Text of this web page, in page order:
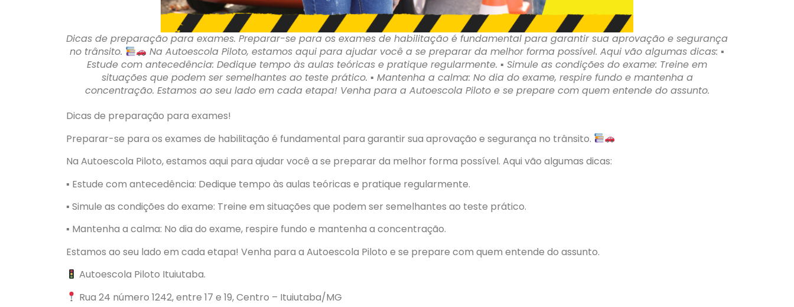
Dicas de preparação para exames. Preparar-se para os exames de habilitação é fundamental para garantir sua aprovação e segurança
no trânsito.
Na Autoescola Piloto, estamos aqui para ajudar você a se preparar da melhor forma possível. Aqui vão algumas dicas: ▪︎
Estude com antecedência: Dedique tempo às aulas teóricas e pratique regularmente. ▪︎ Simule as condições do exame: Treine em
situações que podem ser semelhantes ao teste prático. ▪︎ Mantenha a calma: No dia do exame, respire fundo e mantenha a
concentração. Estamos ao seu lado em cada etapa! Venha para a Autoescola Piloto e se prepare com quem entende do assunto.
Dicas de preparação para exames!
Preparar-se para os exames de habilitação é fundamental para garantir sua aprovação e segurança no trânsito.
Na Autoescola Piloto, estamos aqui para ajudar você a se preparar da melhor forma possível. Aqui vão algumas dicas:
▪︎ Estude com antecedência: Dedique tempo às aulas teóricas e pratique regularmente.
▪︎ Simule as condições do exame: Treine em situações que podem ser semelhantes ao teste prático.
▪︎ Mantenha a calma: No dia do exame, respire fundo e mantenha a concentração.
Estamos ao seu lado em cada etapa! Venha para a Autoescola Piloto e se prepare com quem entende do assunto.
Autoescola Piloto Ituiutaba.
Rua 24 número 1242, entre 17 e 19, Centro – Ituiutaba/MG